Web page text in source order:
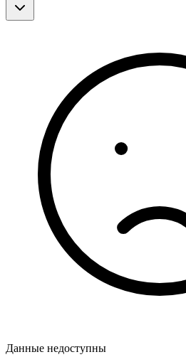
Данные недоступны